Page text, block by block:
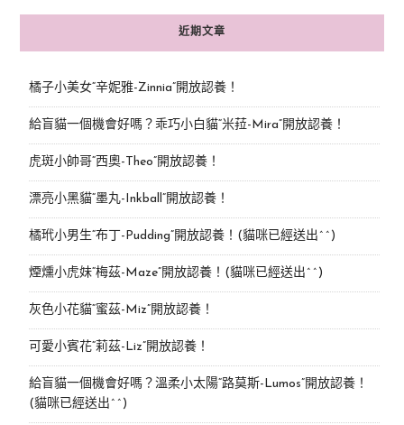
近期文章
橘子小美女“辛妮雅-Zinnia”開放認養！
給盲貓一個機會好嗎？乖巧小白貓“米菈-Mira”開放認養！
虎斑小帥哥“西奧-Theo”開放認養！
漂亮小黑貓“墨丸-Inkball”開放認養！
橘玳小男生“布丁-Pudding”開放認養！(貓咪已經送出^^)
煙燻小虎妹“梅茲-Maze”開放認養！(貓咪已經送出^^)
灰色小花貓“蜜茲-Miz”開放認養！
可愛小賓花“莉茲-Liz”開放認養！
給盲貓一個機會好嗎？溫柔小太陽“路莫斯-Lumos”開放認養！
(貓咪已經送出^^)